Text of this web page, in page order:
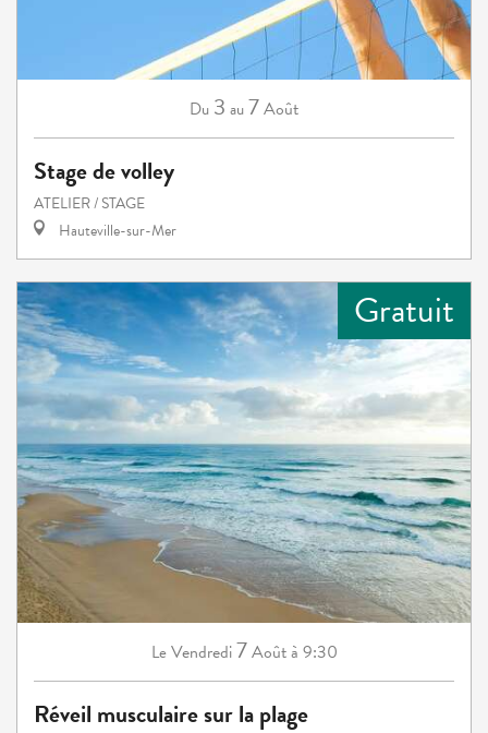
Du 3 au7Août
Stage de volley
ATELIER / STAGE
Hauteville-sur-Mer
Gratuit
Le Vendredi7Aoûtà 9:30
Réveil musculaire sur la plage